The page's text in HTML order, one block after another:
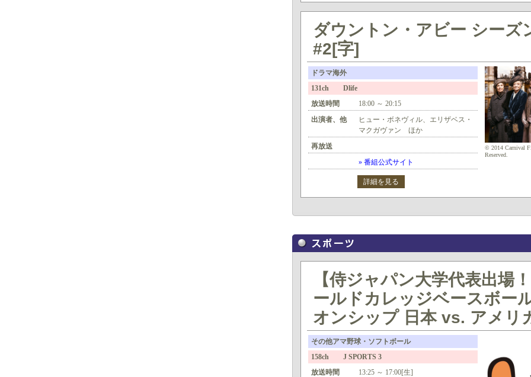
ダウントン・アビー シーズ
#2[字]
ドラマ海外
131ch Dlife
放送時間
18:00 ～ 20:15
出演者、他
ヒュー・ボネヴィル、エリザベス・
マクガヴァン ほか
再放送
» 番組公式サイト
詳細を見る
© 2014 Carnival
Reserved.
【侍ジャパン大学代表出場
ールドカレッジベースボー
オンシップ 日本 vs. アメリ
その他アマ野球・ソフトボール
158ch J SPORTS 3
放送時間
13:25 ～ 17:00[生]